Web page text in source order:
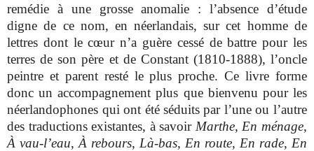
remédie à une grosse anomalie : l’absence d’étude
digne de ce nom, en néerlandais, sur cet homme de
lettres dont le cœur n’a guère cessé de battre pour les
terres de son père et de Constant (1810-1888), l’oncle
peintre et parent resté le plus proche. Ce livre forme
donc un accompagnement plus que bienvenu pour les
néerlandophones qui ont été séduits par l’une ou l’autre
des traductions existantes, à savoir Marthe, En ménage,
À vau-l’eau,À rebours, Là-bas, En route, En rade, En